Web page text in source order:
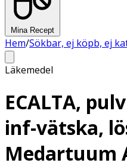
Mina Recept
Hem/Sökbar, ej köpb, ej
Läkemedel
ECALTA,
inf-vätska,
Medartuum